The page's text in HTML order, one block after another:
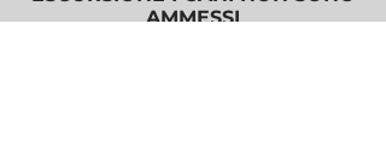
AMMESSI